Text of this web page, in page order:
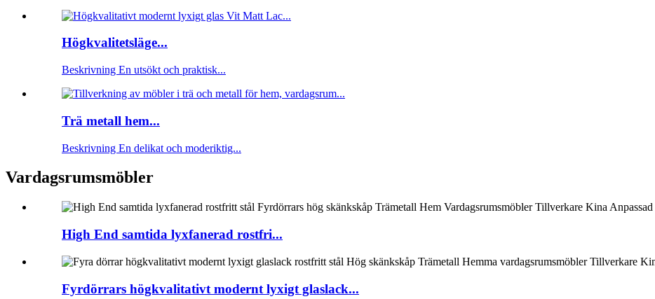
Högkvalitetsläge...
Beskrivning En utsökt och praktisk...
Trä metall hem...
Beskrivning En delikat och moderiktig...
Vardagsrumsmöbler
High End samtida lyxfanerad rostfri...
Fyrdörrars högkvalitativt modernt lyxigt glaslack...